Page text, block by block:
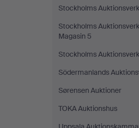
Stockholms
Stockholms Auktionsverk
Magasin 5
Stockholms
Södermanlands
Sørensen Auktioner
TOKA Auktionshus